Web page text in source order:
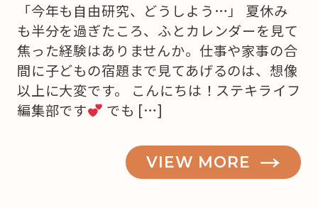
「今年も自由研究、どうしよう…」 夏休み
も半分を過ぎたころ、ふとカレンダーを見て
焦った経験はありませんか。仕事や家事の合
間に子どもの宿題まで見てあげるのは、想像
以上に大変です。 こんにちは！ステキライフ
編集部です
でも […]
VIEW MORE